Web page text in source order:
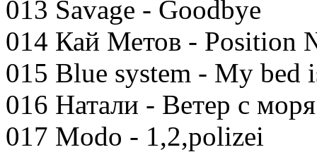
013 Savage - Goodbye
014 Кай Метов - Position
015 Blue system - My bed
016 Натали - Ветер с
017 Modo - 1,2,polizei